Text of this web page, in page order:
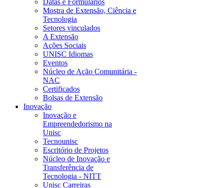
Datas e Formulários
Mostra de Extensão, Ciência e
Tecnologia
Setores vinculados
A Extensão
Ações Sociais
UNISC Idiomas
Eventos
Núcleo de Ação Comunitária -
NAC
Certificados
Bolsas de Extensão
Inovação
Inovação e
Empreendedorismo na
Unisc
Tecnounisc
Escritório de Projetos
Núcleo de Inovação e
Transferência de
Tecnologia - NITT
Unisc Carreiras